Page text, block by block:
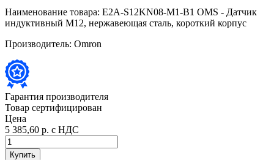
Наименование товара: E2A-S12KN08-M1-B1 OMS - Датчик
индуктивный M12, нержавеющая сталь, короткий корпус
Производитель: Omron
Гарантия производителя
Товар сертифицирован
Цена
5 385,60 р. с НДС
Купить